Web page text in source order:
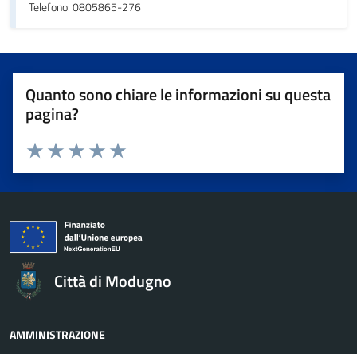
Telefono: 0805865-276
Quanto sono chiare le informazioni su questa
pagina?
Valuta da 1 a 5 stelle la pagina
Valuta 5 stelle su 5
Valuta 4 stelle su 5
Valuta 3 stelle su 5
Valuta 2 stelle su 5
Valuta 1 stelle su 5
Città di Modugno
AMMINISTRAZIONE